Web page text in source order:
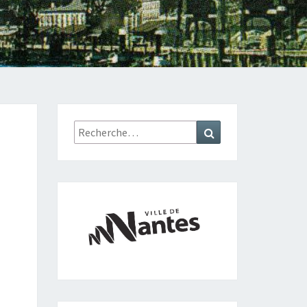
Recherche
: